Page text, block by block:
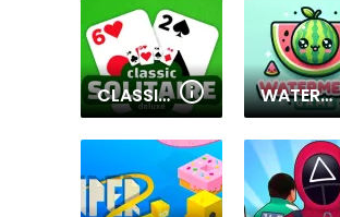
CLASSIC SOLITAIRE DELUXE WATERMELON SUIKA GAME